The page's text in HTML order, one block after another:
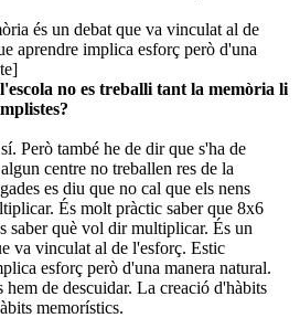
és un debat que va vinculat al de
aprendre implica esforç però d'una
no es treballi tant la memòria li
Però també he de dir que s'ha de
centre no treballen res de la
es diu que no cal que els nens
És molt pràctic saber que 8x6
saber què vol dir multiplicar. És un
va vinculat al de l'esforç. Estic
esforç però d'una manera natural.
hem de descuidar. La creació d'hàbits
memorístics.